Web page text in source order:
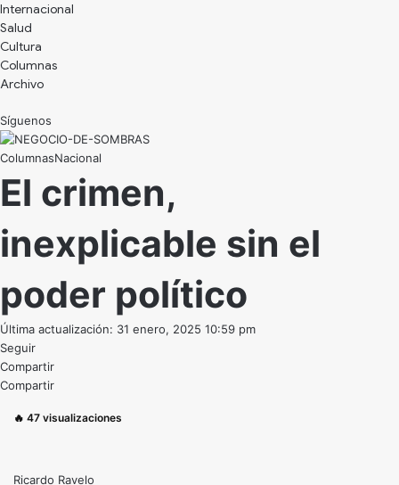
Internacional
Salud
Cultura
Archivo
Síguenos
Nacional
El crimen,
inexplicable sin el
poder político
Última actualización: 31 enero, 2025 10:59 pm
Seguir
Compartir
Compartir
🔥 47 visualizaciones
Ricardo Ravelo